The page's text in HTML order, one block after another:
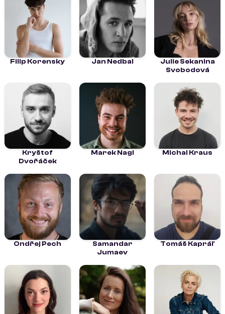
Filip Korensky Jan Nedbal
Julie Sekanina
Svobodová
Kryštof
Dvořáček
Marek Nagl Michal Kraus
Ondřej Pech
Samandar
Jumaev
Tomáš Kapráľ